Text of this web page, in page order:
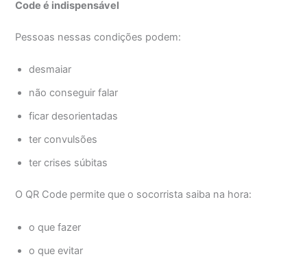
Code é indispensável
Pessoas nessas condições podem:
desmaiar
não conseguir falar
ficar desorientadas
ter convulsões
ter crises súbitas
O QR Code permite que o socorrista saiba na hora:
o que fazer
o que evitar